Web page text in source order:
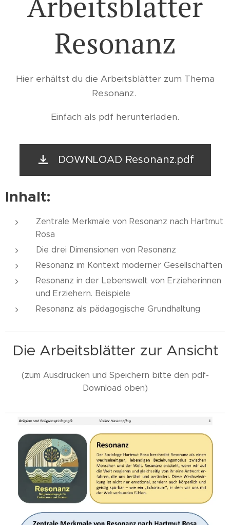
Resonanz
Hier erhältst du die Arbeitsblätter zum Thema
Resonanz.
Einfach als pdf herunterladen.
DOWNLOAD Resonanz.pdf
Inhalt:
Zentrale Merkmale von Resonanz nach Hartmut
Rosa
Die drei Dimensionen von Resonanz
Resonanz im Kontext moderner Gesellschaften
Resonanz in der Lebenswelt von Erzieherinnen
und Erziehern. Beispiele
Resonanz als pädagogische Grundhaltung
Die Arbeitsblätter zur Ansicht
(zum Ausdrucken und Speichern bitte den pdf-
Download oben)